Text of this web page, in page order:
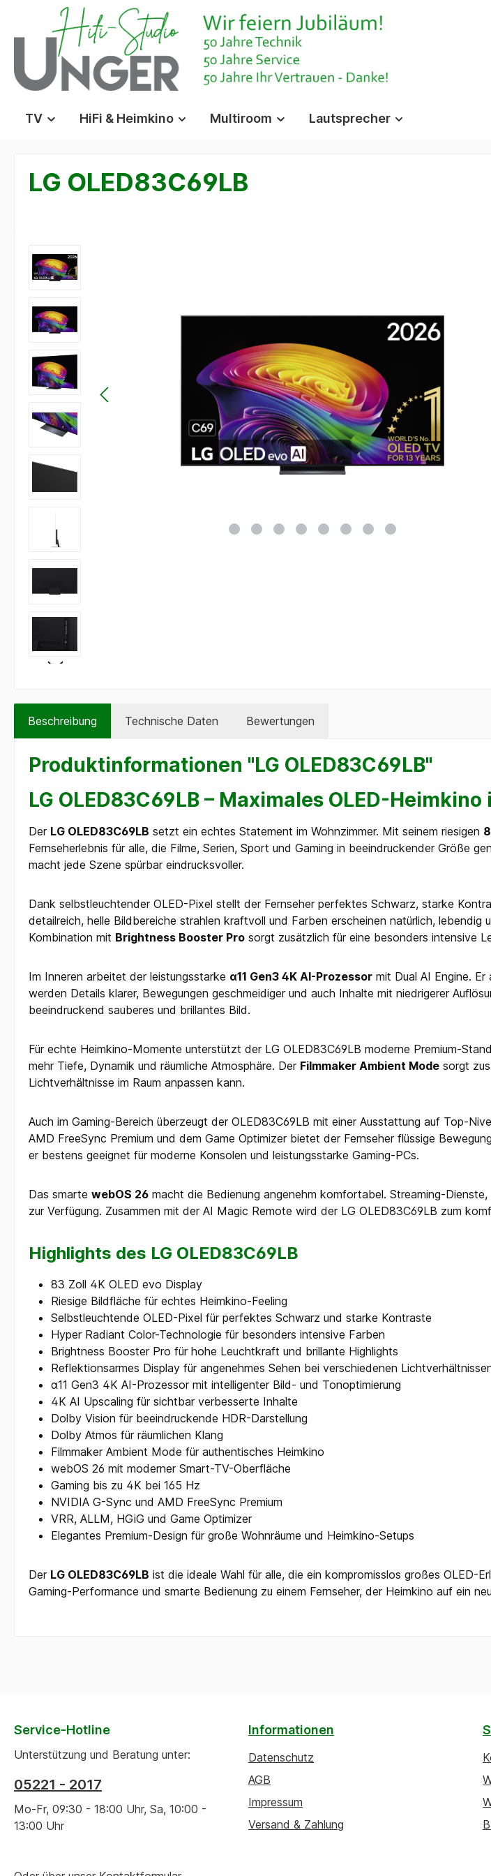
Zur Hauptnavigation springen
TV HiFi & Heimkino Multiroom Lautsprecher
LG OLED83C69LB
Bildergalerie überspringen
Beschreibung Technische Daten Bewertungen
Produktinformationen "LG OLED83C69LB"
LG OLED83C69LB – Maximales OLED-
Der LG OLED83C69LB setzt ein echtes Statement im Wohnzimmer. Mit seinem riesigen
Fernseherlebnis für alle, die Filme, Serien, Sport und Gaming in beeindruckender Größe
macht jede Szene spürbar eindrucksvoller.
Dank selbstleuchtender OLED-Pixel stellt der Fernseher perfektes Schwarz, starke
detailreich, helle Bildbereiche strahlen kraftvoll und Farben erscheinen natürlich, lebendig
Kombination mit Brightness Booster Pro sorgt zusätzlich für eine besonders intensive
Im Inneren arbeitet der leistungsstarke α11 Gen3 4K AI-Prozessor mit Dual AI Engine.
werden Details klarer, Bewegungen geschmeidiger und auch Inhalte mit niedrigerer
beeindruckend sauberes und brillantes Bild.
Für echte Heimkino-Momente unterstützt der LG OLED83C69LB moderne Premium-
mehr Tiefe, Dynamik und räumliche Atmosphäre. Der Filmmaker Ambient Mode sorgt
Lichtverhältnisse im Raum anpassen kann.
Auch im Gaming-Bereich überzeugt der OLED83C69LB mit einer Ausstattung auf Top-
AMD FreeSync Premium und dem Game Optimizer bietet der Fernseher flüssige
er bestens geeignet für moderne Konsolen und leistungsstarke Gaming-PCs.
Das smarte webOS 26 macht die Bedienung angenehm komfortabel. Streaming-
zur Verfügung. Zusammen mit der AI Magic Remote wird der LG OLED83C69LB zum
Highlights des LG OLED83C69LB
83 Zoll 4K OLED evo Display
Riesige Bildfläche für echtes Heimkino-Feeling
Selbstleuchtende OLED-Pixel für perfektes Schwarz und starke Kontraste
Hyper Radiant Color-Technologie für besonders intensive Farben
Brightness Booster Pro für hohe Leuchtkraft und brillante Highlights
Reflektionsarmes Display für angenehmes Sehen bei verschiedenen
α11 Gen3 4K AI-Prozessor mit intelligenter Bild- und Tonoptimierung
4K AI Upscaling für sichtbar verbesserte Inhalte
Dolby Vision für beeindruckende HDR-Darstellung
Dolby Atmos für räumlichen Klang
Filmmaker Ambient Mode für authentisches Heimkino
webOS 26 mit moderner Smart-TV-Oberfläche
Gaming bis zu 4K bei 165 Hz
NVIDIA G-Sync und AMD FreeSync Premium
VRR, ALLM, HGiG und Game Optimizer
Elegantes Premium-Design für große Wohnräume und Heimkino-Setups
Der LG OLED83C69LB ist die ideale Wahl für alle, die ein kompromisslos großes OLED-
Gaming-Performance und smarte Bedienung zu einem Fernseher, der Heimkino auf ein
Service-Hotline
Unterstützung und Beratung unter:
05221 - 2017
Mo-Fr, 09:30 - 18:00 Uhr, Sa, 10:00 -
13:00 Uhr
Informationen
Datenschutz
AGB
Impressum
Versand & Zahlung